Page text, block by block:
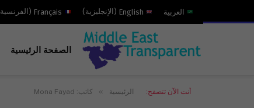
العربية English
( الإنجليزية)
Français
( الفرنسية
الصفحة الرئيسية
أنت الآن تتصفح: الرئيسية » كاتب: Mona Fayad